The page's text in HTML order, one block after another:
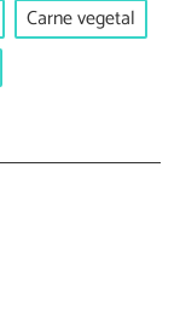
Carne vegetal